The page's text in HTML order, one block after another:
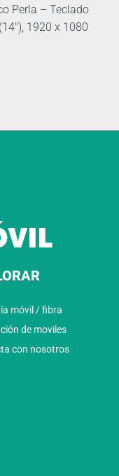
Perla – Teclado
1920 x 1080
móvil / fibra
de moviles
con nosotros